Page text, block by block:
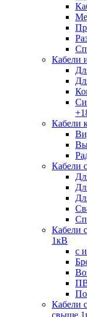
Кабели
Кабели
Кабели
Кабели
1кВ
c
Кабели
свыше